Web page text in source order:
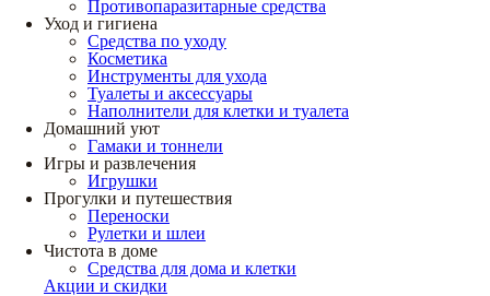
Противопаразитарные средства
Уход и гигиена
Средства по уходу
Косметика
Инструменты для ухода
Туалеты и аксессуары
Наполнители для клетки и туалета
Домашний уют
Гамаки и тоннели
Игры и развлечения
Игрушки
Прогулки и путешествия
Переноски
Рулетки и шлеи
Чистота в доме
Средства для дома и клетки
Акции и скидки